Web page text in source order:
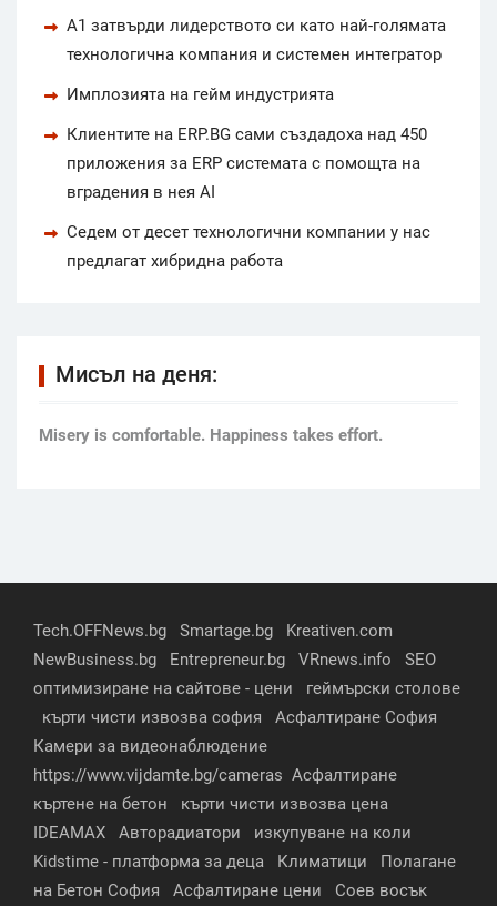
А1 затвърди лидерството си като най-голямата
технологична компания и системен интегратор
Имплозията на гейм индустрията
Клиентите на ERP.BG сами създадоха над 450
приложения за ERP системата с помощта на
вградения в нея AI
Седем от десет технологични компании у нас
предлагат хибридна работа
Мисъл на деня:
Мisery is comfortable. Happiness takes effort.
Tech.OFFNews.bg Smartage.bg
Kreativen.com
NewBusiness.bg
Entrepreneur.bg VRnews.info
SEO
оптимизиране на сайтове - цени
геймърски столове
кърти чисти извозва софия
Асфалтиране София
Камери за видеонаблюдение
https://www.vijdamte.bg/cameras Асфалтиране
къртене на бетон
кърти чисти извозва цена
IDEAMAX
Авторадиатори
изкупуване на коли
Kidstime - платформа за деца
Климатици
Полагане
на Бетон София
Асфалтиране цени Соев восък